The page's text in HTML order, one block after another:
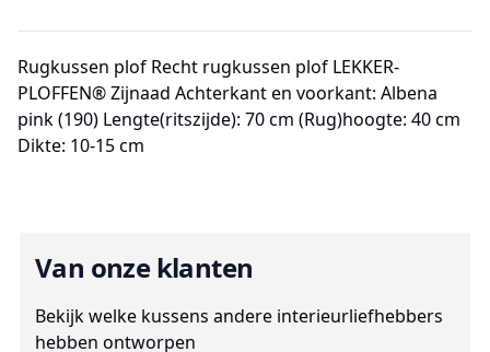
Rugkussen plof Recht rugkussen plof LEKKER-
PLOFFEN® Zijnaad Achterkant en voorkant: Albena
pink (190) Lengte(ritszijde): 70 cm (Rug)hoogte: 40 cm
Dikte: 10-15 cm
Van onze klanten
Bekijk welke kussens andere interieurliefhebbers
hebben ontworpen